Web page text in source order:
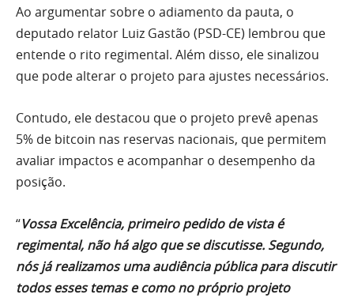
Ao argumentar sobre o adiamento da pauta, o
deputado relator Luiz Gastão (PSD-CE) lembrou que
entende o rito regimental. Além disso, ele sinalizou
que pode alterar o projeto para ajustes necessários.
Contudo, ele destacou que o projeto prevê apenas
5% de bitcoin nas reservas nacionais, que permitem
avaliar impactos e acompanhar o desempenho da
posição.
“Vossa Excelência, primeiro pedido de vista é
regimental, não há algo que se discutisse. Segundo,
nós já realizamos uma audiência pública para discutir
todos esses temas e como no próprio projeto